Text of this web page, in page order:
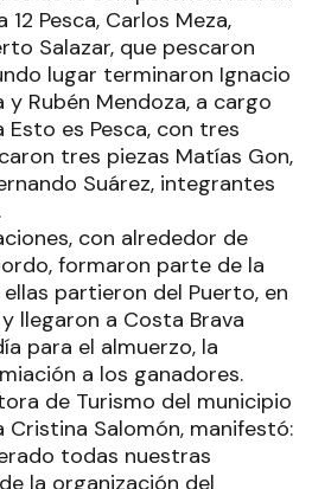
Pesca, Carlos Meza,
Salazar, que pescaron
lugar terminaron Ignacio
Rubén Mendoza, a cargo
es Pesca, con tres
tres piezas Matías Gon,
Suárez, integrantes
con alrededor de
formaron parte de la
partieron del Puerto, en
llegaron a Costa Brava
para el almuerzo, la
a los ganadores.
de Turismo del municipio
Cristina Salomón, manifestó:
todas nuestras
la organización del